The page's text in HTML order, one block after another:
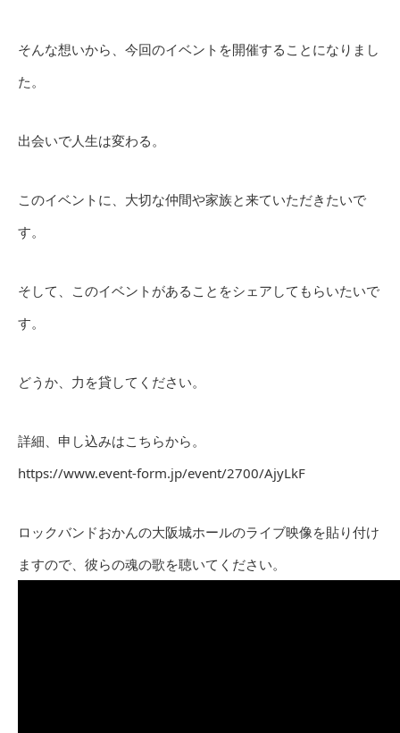
そんな想いから、今回のイベントを開催することになりまし
た。
出会いで人生は変わる。
このイベントに、大切な仲間や家族と来ていただきたいで
す。
そして、このイベントがあることをシェアしてもらいたいで
す。
どうか、力を貸してください。
詳細、申し込みはこちらから。
https://www.event-form.jp/event/2700/AjyLkF
ロックバンドおかんの大阪城ホールのライブ映像を貼り付け
ますので、彼らの魂の歌を聴いてください。